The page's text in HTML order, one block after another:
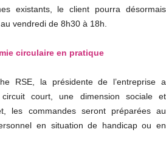
existants, le client pourra désormais
vendredi de 8h30 à 18h.
circulaire en pratique
RSE, la présidente de l’entreprise a
court, une dimension sociale et
les commandes seront préparées au
en situation de handicap ou en